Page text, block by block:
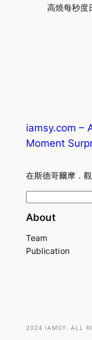
高燒每秒度
iamsy.com –
Moment
在斯德哥爾摩．
e
r
About
Team
Publication
2024 IAMSY. ALL